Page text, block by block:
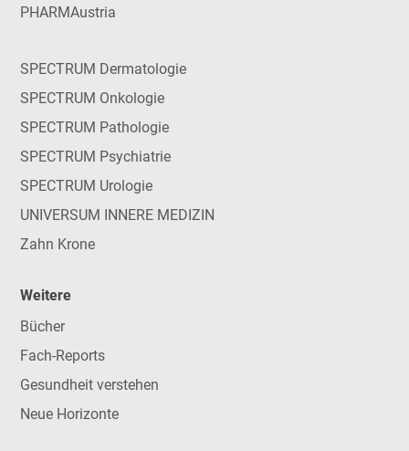
PHARMAustria
SPECTRUM Dermatologie
SPECTRUM Onkologie
SPECTRUM Pathologie
SPECTRUM Psychiatrie
SPECTRUM Urologie
UNIVERSUM INNERE MEDIZIN
Zahn Krone
Weitere
Bücher
Fach-Reports
Gesundheit verstehen
Neue Horizonte